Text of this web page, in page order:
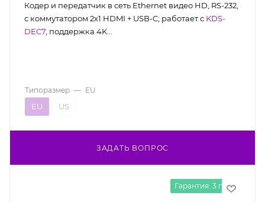
Кодер и передатчик в сеть Ethernet видео HD, RS-232,
с коммутатором 2х1 HDMI + USB-C; работает с KDS-
DEC7 , поддержка 4K...
ЗАДАТЬ ВОПРОС
Типоразмер — EU
EU US
Гарантия: 3 года